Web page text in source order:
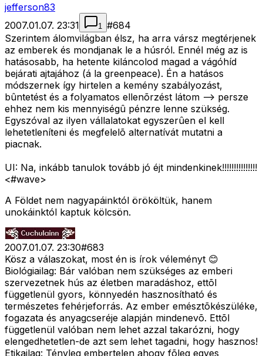
jefferson83
2007.01.07. 23:31
1 #684
Szerintem álomvilágban élsz, ha arra vársz megtérjenek
az emberek és mondjanak le a húsról. Ennél még az is
hatásosabb, ha hetente kiláncolod magad a vágóhíd
bejárati ajtajához (á la greenpeace). Én a hatásos
módszernek így hirtelen a kemény szabályozást,
bûntetést és a folyamatos ellenõrzést látom --> persze
ehhez nem kis mennyiségû pénzre lenne szükség.
Egyszóval az ilyen vállalatokat egyszerûen el kell
lehetetleníteni és megfelelõ alternatívát mutatni a
piacnak.
UI: Na, inkább tanulok tovább jó éjt mindenkinek!!!!!!!!!!!!!!!
<#wave>
A Földet nem nagyapáinktól örököltük, hanem
unokáinktól kaptuk kölcsön.
2007.01.07. 23:30#683
Kösz a válaszokat, most én is írok véleményt 😊
Biológiailag: Bár valóban nem szükséges az emberi
szervezetnek hús az életben maradáshoz, ettõl
függetlenül gyors, könnyedén hasznosítható és
természetes fehérjeforrás. Az ember emésztõkészüléke,
fogazata és anyagcseréje alapján mindenevõ. Ettõl
függetlenül valóban nem lehet azzal takarózni, hogy
elengedhetetlen-de azt sem lehet tagadni, hogy hasznos!
Etikailag: Tényleg embertelen ahogy fõleg egyes